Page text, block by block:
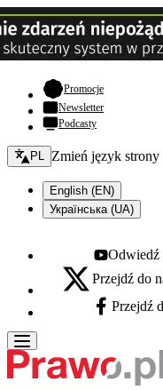
Promocje- otwiera się
Newsletter
Podcasty
Zmień język - bieżący:
PL Zmień język strony
English (EN)
Українська (UA)
Youtube -
Odwiedź
X - otwiera się w nowej
Przejdź do
Facebook -
Przejdź